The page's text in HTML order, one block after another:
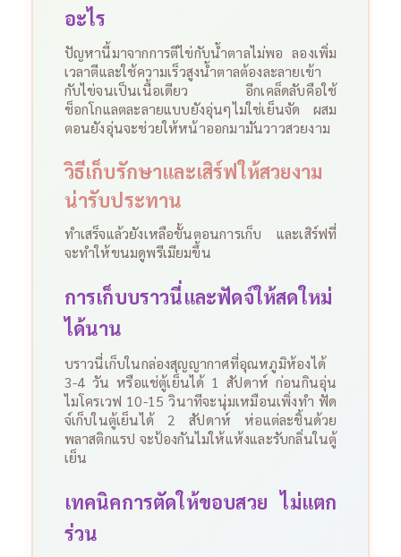
อะไร
ปัญหานี้มาจากการตีไข่กับน้ำตาลไม่พอ ลองเพิ่ม
เวลาตีและใช้ความเร็วสูงน้ำตาลต้องละลายเข้า
กับไข่จนเป็นเนื้อเดียว อีกเคล็ดลับคือใช้
ช็อกโกแลตละลายแบบยังอุ่นๆไม่ใช่เย็นจัด ผสม
ตอนยังอุ่นจะช่วยให้หน้าออกมามันวาวสวยงาม
วิธีเก็บรักษาและเสิร์ฟให้สวยงาม
น่ารับประทาน
ทำเสร็จแล้วยังเหลือขั้นตอนการเก็บ และเสิร์ฟที่
จะทำให้ขนมดูพรีเมียมขึ้น
การเก็บบราวนี่และฟัดจ์ให้สดใหม่
ได้นาน
บราวนี่เก็บในกล่องสุญญากาศที่อุณหภูมิห้องได้
3-4 วัน หรือแช่ตู้เย็นได้ 1 สัปดาห์ ก่อนกินอุ่น
ไมโครเวฟ 10-15 วินาทีจะนุ่มเหมือนเพิ่งทำฟัด
จ์เก็บในตู้เย็นได้ 2 สัปดาห์ ห่อแต่ละชิ้นด้วย
พลาสติกแรป จะป้องกันไม่ให้แห้งและรับกลิ่นในตู้
เย็น
เทคนิคการตัดให้ขอบสวย ไม่แตก
ร่วน